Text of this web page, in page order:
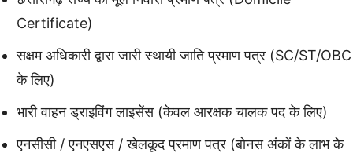
Certificate)
सक्षम अधिकारी द्वारा जारी स्थायी जाति प्रमाण पत्र (SC/ST/OBC
के लिए)
भारी वाहन ड्राइविंग लाइसेंस (केवल आरक्षक चालक पद के लिए)
एनसीसी / एनएसएस / खेलकूद प्रमाण पत्र (बोनस अंकों के लाभ के